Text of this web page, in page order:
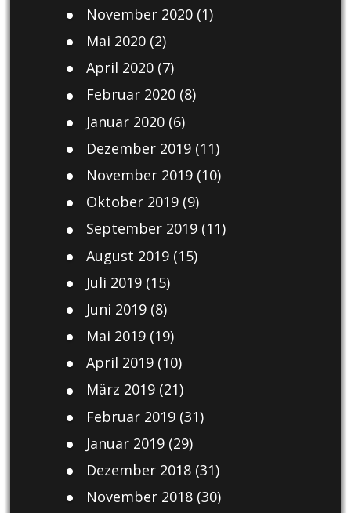
November 2020(1)
Mai 2020(2)
April 2020(7)
Februar 2020(8)
Januar 2020(6)
Dezember 2019(11)
November 2019(10)
Oktober 2019(9)
September 2019(11)
August 2019(15)
Juli 2019(15)
Juni 2019(8)
Mai 2019(19)
April 2019(10)
März 2019(21)
Februar 2019(31)
Januar 2019(29)
Dezember 2018(31)
November 2018(30)